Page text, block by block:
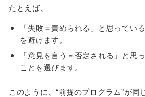
たとえば、
「失敗＝責められる」と思ってい
を避けます。
「意見を言う＝否定される」と思
ことを選びます。
このように、“前提のプログラム”が同